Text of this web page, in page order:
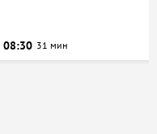
08:30 31 мин